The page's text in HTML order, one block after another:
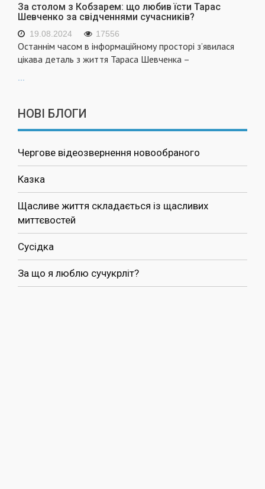
За столом з Кобзарем: що любив їсти Тарас
Шевченко за свідченнями сучасників?
19.08.2024 17556
Останнім часом в інформаційному просторі з’явилася
цікава деталь з життя Тараса Шевченка –
НОВІ БЛОГИ
Чергове відеозвернення новообраного
Казка
Щасливе життя складається із щасливих
миттєвостей
Сусідка
За що я люблю сучукрліт?